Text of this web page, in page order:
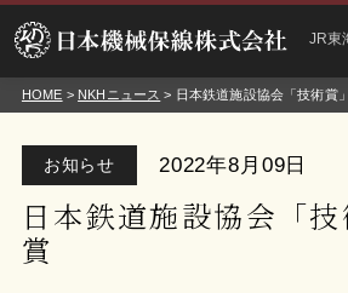
JR東
HOME > NKHニュース > 日本鉄道施設協会「技術賞
お知らせ 2022年8月09日
日本鉄道施設協会「
賞